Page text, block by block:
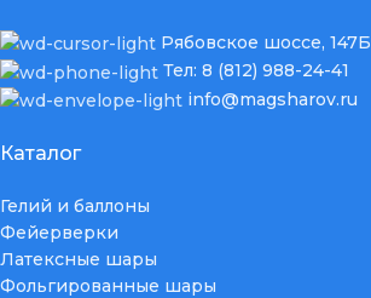
Рябовское шоссе, 147Б
Тел: 8 (812) 988-24-41
info@magsharov.ru
Каталог
Гелий и баллоны
Фейерверки
Латексные шары
Фольгированные шары